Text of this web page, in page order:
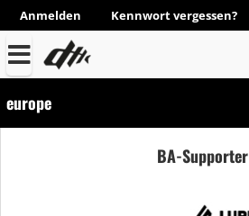
Anmelden Kennwort vergessen?
europe
BA-Supporter